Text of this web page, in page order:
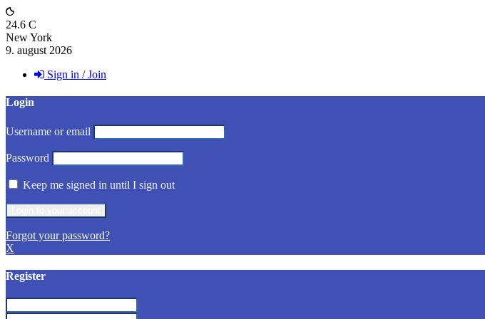
24.6 C
New York
9. august 2026
Sign in / Join
Login
Username or email
Password
Keep me signed in until I sign out
Forgot your password?
X
Register